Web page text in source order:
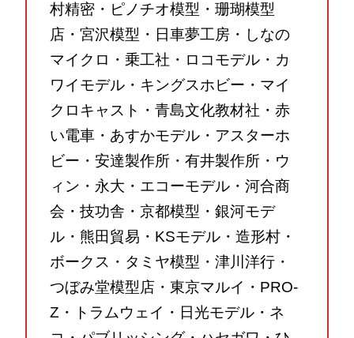
村精密・ピノチオ模型・珊瑚模型
店・宮沢模型・日車夢工房・しなの
マイクロ・乗工社・ロコモデル・カ
ワイモデル・キングスホビー・マイ
クロキャスト・青島文化教材社・赤
い電車・あすかモデル・アスターホ
ビー・安達製作所・有井製作所・ウ
ィン・永大・エコーモデル・河合商
会・技功舎・京都模型・銀河モデ
ル・熊田貿易・KSモデル・造形村・
ボークス・タミヤ模型・津川洋行・
つぼみ堂模型店・東京マルイ・PRO-
Z・トラムウェイ・日光モデル・ネ